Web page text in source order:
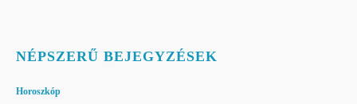
NÉPSZERŰ BEJEGYZÉSEK
Horoszkóp